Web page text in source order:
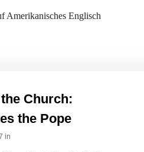
Amerikanisches Englisch
Church:
the Pope
in